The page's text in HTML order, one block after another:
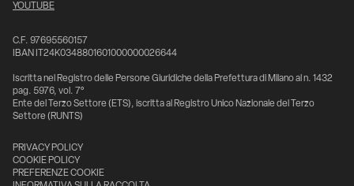
YOUTUBE
C.F. 97695560157
IBAN IT24K0348801601000000026644
Iscritta nel Registro delle Persone Giuridiche della Prefettura di Milano al n. 1432
pag. 5976, vol. 7°
Ente del Terzo Settore (ETS), iscritta al Registro Unico Nazionale del Terzo
Settore (RUNTS)
PRIVACY POLICY
COOKIE POLICY
PREFERENZE COOKIE